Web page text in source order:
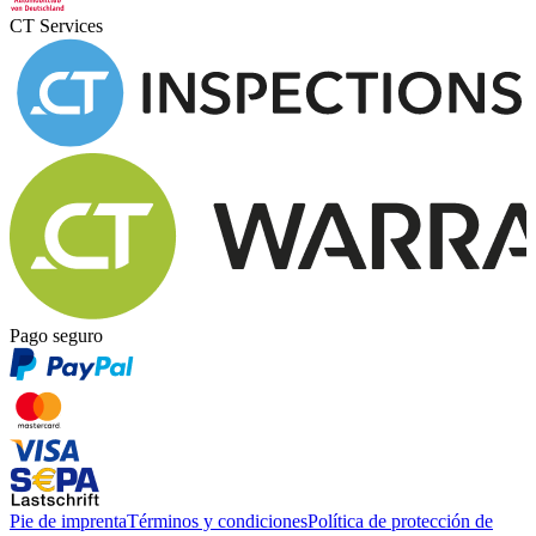
CT Services
Pago seguro
Pie de imprentaTérminos y condicionesPolítica de protección de